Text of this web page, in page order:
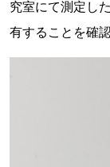
究室にて測定し
有することを確